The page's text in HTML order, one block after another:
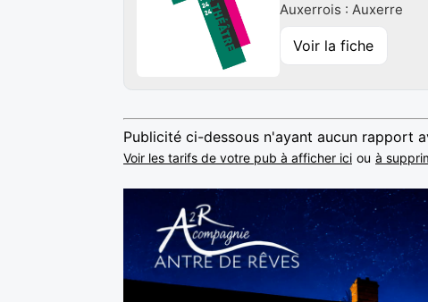
Auxerrois : Auxerre
Voir la fiche
Publicité ci-dessous n'ayant aucun rapport
Voir les tarifs de votre pub à afficher ici ou à